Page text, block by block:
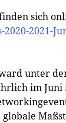
sich
2021-
unter
im